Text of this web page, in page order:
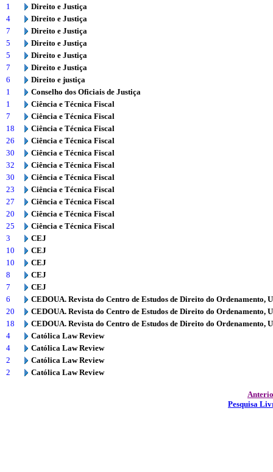
1
Direito e Justiça
4
Direito e Justiça
7
Direito e Justiça
5
Direito e Justiça
5
Direito e Justiça
7
Direito e Justiça
6
Direito e justiça
1
Conselho dos Oficiais de Justiça
1
Ciência e Técnica Fiscal
7
Ciência e Técnica Fiscal
18
Ciência e Técnica Fiscal
26
Ciência e Técnica Fiscal
30
Ciência e Técnica Fiscal
32
Ciência e Técnica Fiscal
30
Ciência e Técnica Fiscal
23
Ciência e Técnica Fiscal
27
Ciência e Técnica Fiscal
20
Ciência e Técnica Fiscal
25
Ciência e Técnica Fiscal
3
CEJ
10
CEJ
10
CEJ
8
CEJ
7
CEJ
6
CEDOUA. Revista do Centro de Estudos de Direito do Ordenamento,
20
CEDOUA. Revista do Centro de Estudos de Direito do Ordenamento,
18
CEDOUA. Revista do Centro de Estudos de Direito do Ordenamento,
4
Católica Law Review
4
Católica Law Review
2
Católica Law Review
2
Católica Law Review
Pesquisa